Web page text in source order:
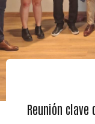
Reunión clave